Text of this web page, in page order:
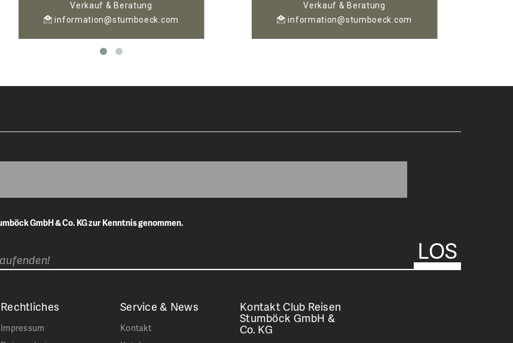
Verkauf & Beratung
information@stumboeck.com
Verkauf & Beratung
information@stumboeck.com
GmbH & Co. KG zur Kenntnis genommen.
Rechtliches
Impressum
Service & News
Kontakt
Kontakt Club Reisen
Stumböck GmbH &
Co. KG